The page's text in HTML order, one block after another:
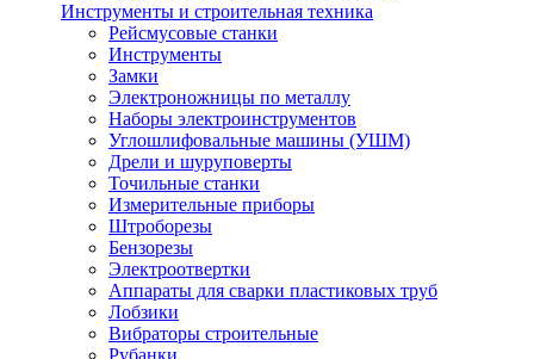
Инструменты и строительная техника
Рейсмусовые станки
Инструменты
Замки
Электроножницы по металлу
Наборы электроинструментов
Углошлифовальные машины (УШМ)
Дрели и шуруповерты
Точильные станки
Измерительные приборы
Штроборезы
Бензорезы
Электроотвертки
Аппараты для сварки пластиковых труб
Лобзики
Вибраторы строительные
Рубанки